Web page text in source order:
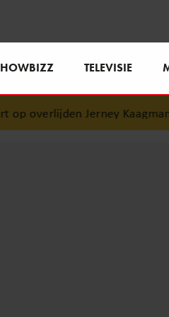
TELEVISIE
overlijden Jerney Kaagman